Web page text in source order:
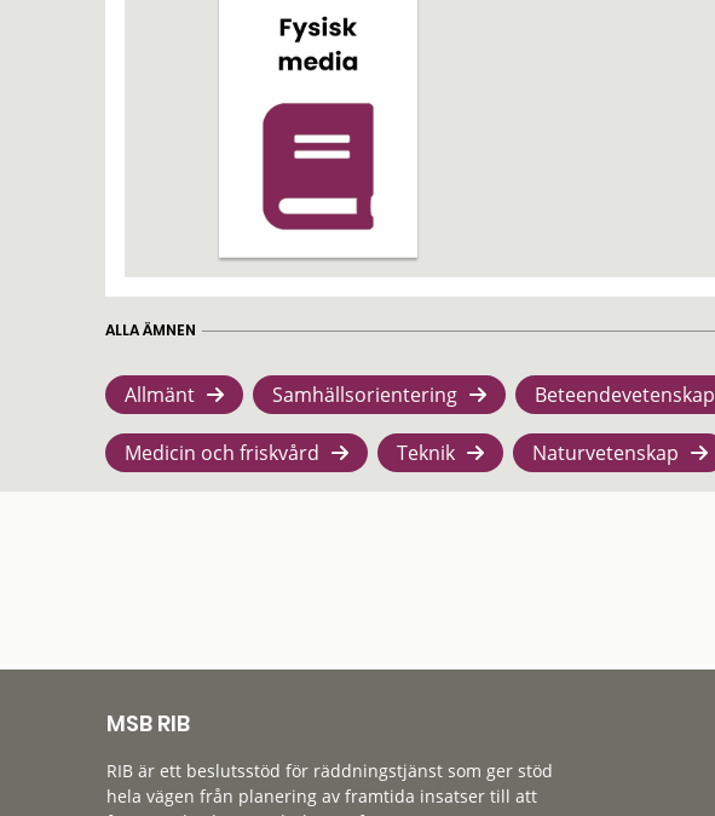
ALLA ÄMNEN
Allmänt Samhällsorientering Beteendevetenskap
Medicin och friskvård Teknik Naturvetenskap
MSB RIB
RIB är ett beslutsstöd för räddningstjänst som ger stöd
hela vägen från planering av framtida insatser till att